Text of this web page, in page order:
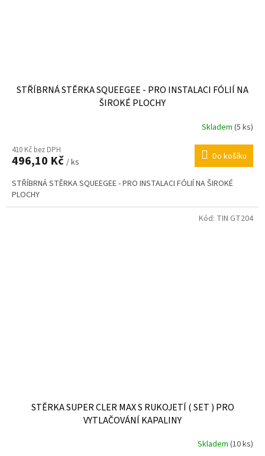
STŘÍBRNÁ STĚRKA SQUEEGEE - PRO INSTALACI FÓLIÍ NA
ŠIROKÉ PLOCHY
Skladem (5 ks)
410 Kč bez DPH
496,10 Kč / ks Do košíku
STŘÍBRNÁ STĚRKA SQUEEGEE - PRO INSTALACI FÓLIÍ NA ŠIROKÉ
PLOCHY
STĚRKA SUPER CLER MAX S RUKOJETÍ ( SET ) PRO
VYTLAČOVÁNÍ KAPALINY
Skladem (10 ks)
Kód: TIN GT204